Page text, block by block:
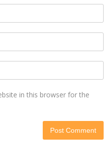
in this browser for the